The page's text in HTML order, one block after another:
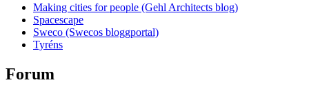
Making cities for people (Gehl Architects blog)
Spacescape
Sweco (Swecos bloggportal)
Tyréns
Forum